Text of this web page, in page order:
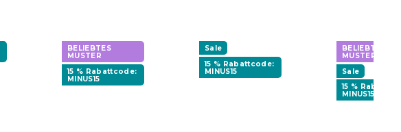
BELIEBTES
MUSTER
15 % Rabattcode:
MINUS15
Sale
15 % Rabattcode:
MINUS15
BELIEBTES
MUSTER
Sale
15 %
MINUS15